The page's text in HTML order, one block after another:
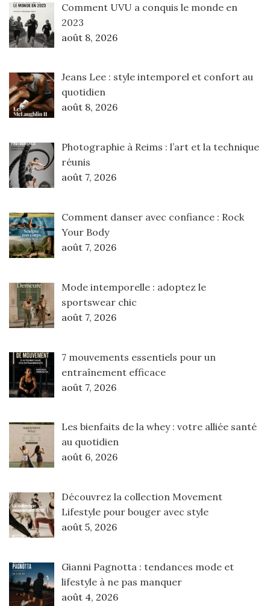
Comment UVU a conquis le monde en
2023
août 8, 2026
Jeans Lee : style intemporel et confort au
quotidien
août 8, 2026
Photographie à Reims : l’art et la technique
réunis
août 7, 2026
Comment danser avec confiance : Rock
Your Body
août 7, 2026
Mode intemporelle : adoptez le
sportswear chic
août 7, 2026
7 mouvements essentiels pour un
entraînement efficace
août 7, 2026
Les bienfaits de la whey : votre alliée santé
au quotidien
août 6, 2026
Découvrez la collection Movement
Lifestyle pour bouger avec style
août 5, 2026
Gianni Pagnotta : tendances mode et
lifestyle à ne pas manquer
août 4, 2026